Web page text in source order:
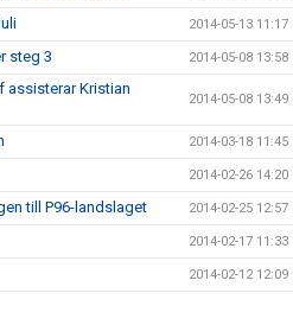
2014-05-13 11:17
steg 3 2014-05-08 13:58
assisterar Kristian
2014-05-08 13:49
2014-03-18 11:45
2014-02-26 14:20
till P96-landslaget 2014-02-25 12:57
2014-02-17 11:33
2014-02-12 12:09